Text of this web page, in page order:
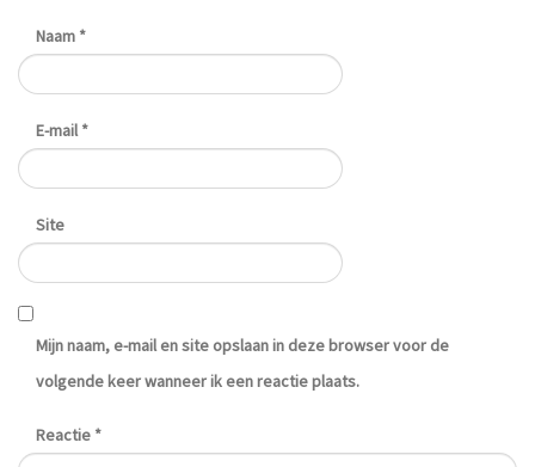
Naam *
E-mail *
Site
Mijn naam, e-mail en site opslaan in deze browser voor de
volgende keer wanneer ik een reactie plaats.
Reactie *